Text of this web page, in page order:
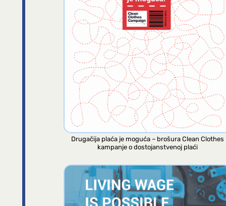
Drugačija plaća je moguća – brošura Clean Clothes
kampanje o dostojanstvenoj plaći